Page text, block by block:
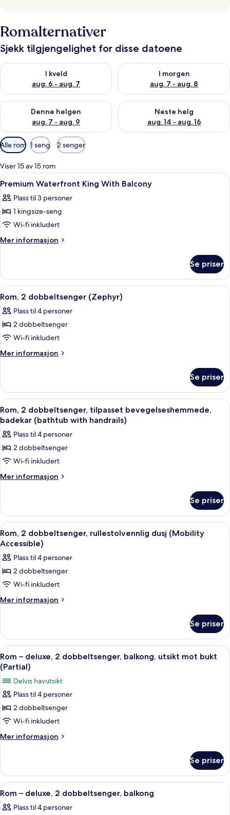
Romalternativer
Sjekk tilgjengelighet for disse datoene
I kveld
aug. 6 - aug. 7
Sjekk tilgjengelighet for i kveld, aug. 6 - aug. 7
I morgen
aug. 7 - aug. 8
Sjekk tilgjengelighet for i
Denne helgen
aug. 7 - aug. 9
Sjekk tilgjengelighet for denne helgen, aug. 7 - aug. 9
Neste helg
aug. 14 - aug. 16
Sjekk tilgjengelighet for neste
Tilgjengelige
filtre
for
rom
Alle rom 1 seng 2 senger
Viser 15 av 15 rom
Åpne
alle
bildene
av
Premium
Waterfront
Balcony
Sengetøy av topp kvalitet, senger
7
Premium Waterfront King With Balcony
Plass til 3 personer
1 kingsize-seng
Wi-fi inkludert
Mer informasjon
Mer
Waterfront
King
With
Se priser
Åpne
alle
bildene
av
Rom,
2
Sengetøy av topp kvalitet, senger
5
Rom, 2 dobbeltsenger (Zephyr)
Plass til 4 personer
2 dobbeltsenger
Wi-fi inkludert
Mer informasjon
Mer
2
dobbeltsenger
(Zephyr)
Se priser
Åpne
alle
av
Rom,
2
dobbeltsenger,
badekar
(bathtub
with
handrails)
Sengetøy av topp kvalitet, senger
5
Rom, 2 dobbeltsenger, tilpasset bevegelseshemmede,
badekar (bathtub with handrails)
Plass til 4 personer
2 dobbeltsenger
Wi-fi inkludert
Mer informasjon
Mer
2
dobbeltsenger,
tilpasset
bevegelseshemmede,
(bathtub
with
Se priser
Åpne
alle
av
Rom,
2
dobbeltsenger,
(Mobility
Accessible)
Sengetøy av topp kvalitet, senger
5
Rom, 2 dobbeltsenger, rullestolvennlig dusj (Mobility
Accessible)
Plass til 4 personer
2 dobbeltsenger
Wi-fi inkludert
Mer informasjon
Mer
2
dobbeltsenger,
rullestolvennlig
dusj
(Mobility
Accessible)
Se priser
Åpne
alle
bildene
av
Rom
–
deluxe,
2
utsikt
mot
bukt
(Partial)
Sengetøy av topp kvalitet, senger
7
Rom – deluxe, 2 dobbeltsenger, balkong, utsikt mot bukt
(Partial)
Delvis havutsikt
Plass til 4 personer
2 dobbeltsenger
Wi-fi inkludert
Mer informasjon
Mer
–
deluxe,
2
balkong,
Se priser
Åpne
alle
bildene
Sengetøy av topp kvalitet, senger
7
Rom – deluxe, 2 dobbeltsenger, balkong
Plass til 4 personer